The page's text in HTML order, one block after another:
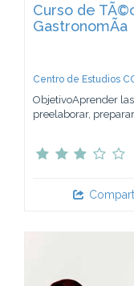
Curso de
GastronomÃ­a
Centro de Estudios
ObjetivoAprender
preelaborar,